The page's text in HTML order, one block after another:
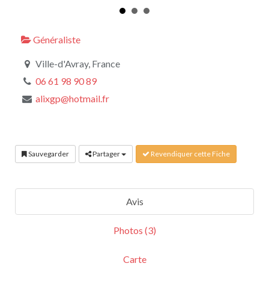
Généraliste
Ville-d'Avray, France
06 61 98 90 89
alixgp@hotmail.fr
Sauvegarder Partager Revendiquer cette Fiche
Avis
Photos (3)
Carte